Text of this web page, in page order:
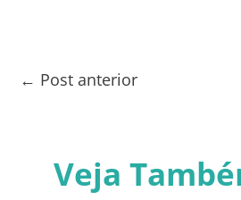
← Post anterior
Veja